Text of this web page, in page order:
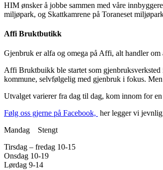
HIM ønsker å jobbe sammen med våre
miljøpark, og Skattkamrene på Toraneset
Affi Bruktbutikk
Gjenbruk er alfa og omega på Affi, alt handler
Affi Bruktbuikk ble startet som
kommune, selvfølgelig med gjenbruk i fokus.
Utvalget varierer fra dag til dag, kom innom for
Følg oss gjerne på Facebook, her legger vi
Mandag Stengt
Tirsdag – fredag 10-15
Onsdag 10-19
Lørdag 9-14